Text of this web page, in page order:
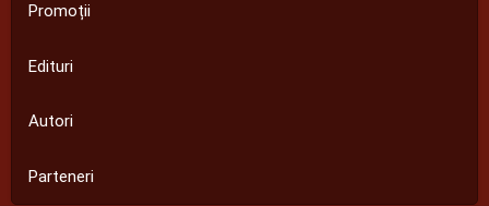
Promoții
Edituri
Autori
Parteneri